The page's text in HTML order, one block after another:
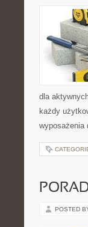
dla
każdy
POSTED